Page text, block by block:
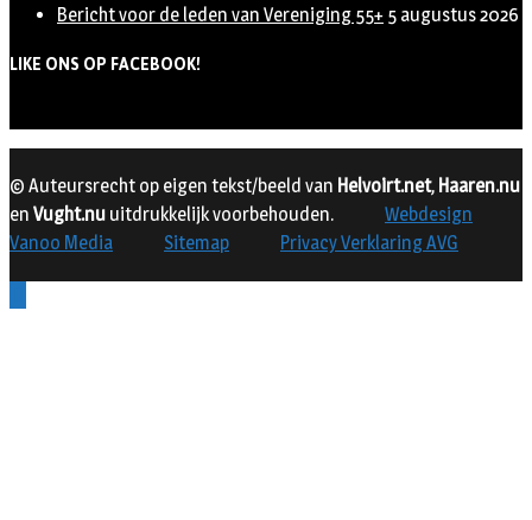
Bericht voor de leden van Vereniging 55+ 5 augustus 2026
LIKE ONS OP FACEBOOK!
© Auteursrecht op eigen tekst/beeld van Helvoirt.net, Haaren.nu
en Vught.nu uitdrukkelijk voorbehouden.
Webdesign
Vanoo Media
Sitemap Privacy Verklaring AVG